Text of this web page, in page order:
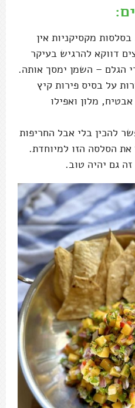
מקסיקניות אין
דווקא להרגיש בעיקר
הגלם – השמן ימסך אותה.
על בסיס פירות קיץ
מלון ואפילו
להכין בלי אבל החריפות
הסלסה הזו למיוחדת.
גם יהיה טוב.